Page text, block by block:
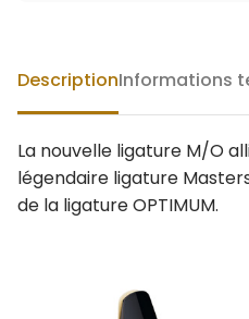
DescriptionInformations
La nouvelle ligature M/O
légendaire ligature
de la ligature OPTIMUM.